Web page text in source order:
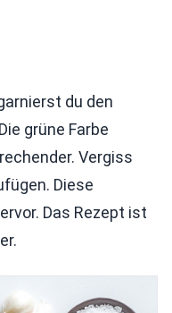
du den
grüne Farbe
Vergiss
Diese
Das Rezept ist